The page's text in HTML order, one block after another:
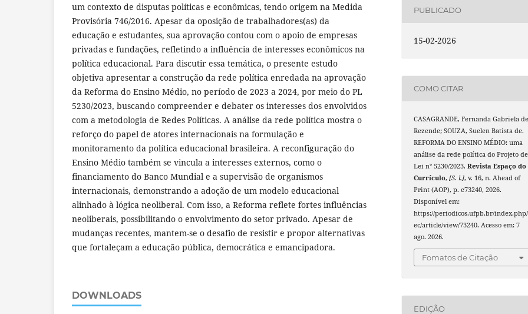
um contexto de disputas políticas e econômicas, tendo origem na Medida
Provisória 746/2016. Apesar da oposição de trabalhadores(as) da
educação e estudantes, sua aprovação contou com o apoio de empresas
privadas e fundações, refletindo a influência de interesses econômicos na
política educacional. Para discutir essa temática, o presente estudo
objetiva apresentar a construção da rede política enredada na aprovação
da Reforma do Ensino Médio, no período de 2023 a 2024, por meio do PL
5230/2023, buscando compreender e debater os interesses dos envolvidos
com a metodologia de Redes Políticas. A análise da rede política mostra o
reforço do papel de atores internacionais na formulação e
monitoramento da política educacional brasileira. A reconfiguração do
Ensino Médio também se vincula a interesses externos, como o
financiamento do Banco Mundial e a supervisão de organismos
internacionais, demonstrando a adoção de um modelo educacional
alinhado à lógica neoliberal. Com isso, a Reforma reflete fortes influências
neoliberais, possibilitando o envolvimento do setor privado. Apesar de
mudanças recentes, mantem-se o desafio de resistir e propor alternativas
que fortaleçam a educação pública, democrática e emancipadora.
DOWNLOADS
PUBLICADO
15-02-2026
COMO CITAR
CASAGRANDE, Fernanda Gabriela de
Rezende; SOUZA, Suelen Batista de.
REFORMA DO ENSINO MÉDIO: uma
análise da rede política do Projeto de
Lei n° 5230/2023.Revista Espaço do
Currículo,[S. l.], v. 16, n. Ahead of
Print (AOP), p. e73240, 2026.
Disponível em:
https://periodicos.ufpb.br/
ec/article/view/73240. Acesso em: 7
ago. 2026.
Fomatos de Citação
EDIÇÃO